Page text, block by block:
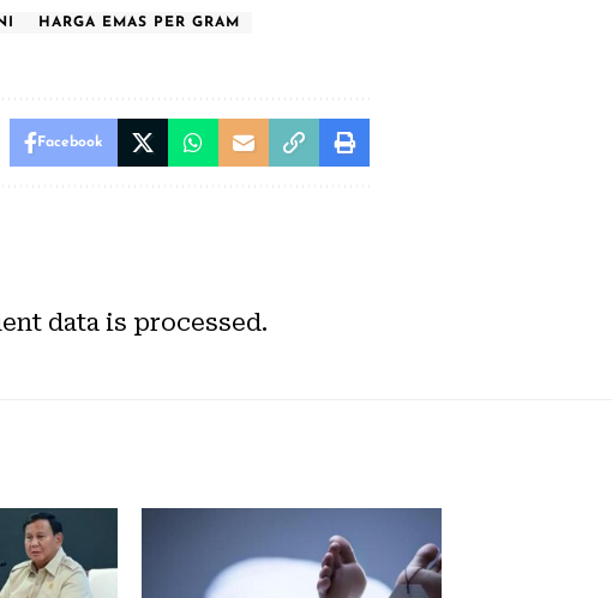
HARGA EMAS PER GRAM
Facebook
data is processed.